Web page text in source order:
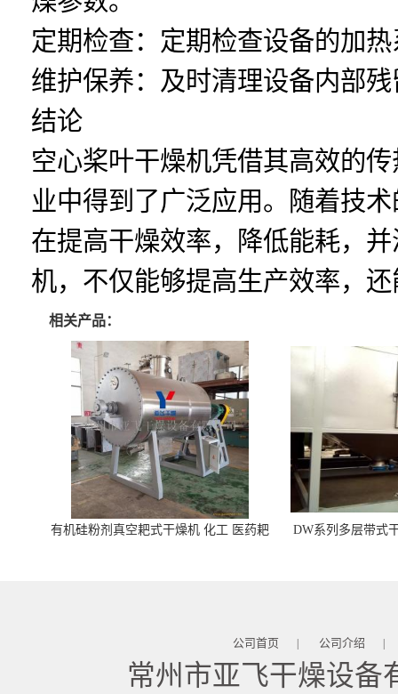
定期检查：定期检查设备的加
维护保养：及时清理设备内部
结论
空心桨叶干燥机凭借其高效的
业中得到了广泛应用。随着技
在提高干燥效率，降低能耗，
机，不仅能够提高生产效率，
相关产品：
有机硅粉剂真空耙式干燥机 化工 医药耙
DW系列多层带式
公司首页 | 公司介绍 |
常州市亚飞干燥设备